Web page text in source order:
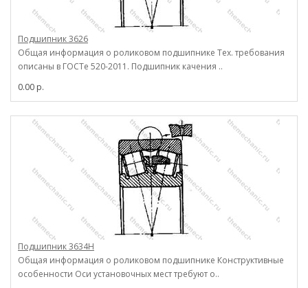
Подшипник 3626
Общая информация о роликовом подшипнике Тех. требования
описаны в ГОСТе 520-2011. Подшипник качения ..
0.00 р.
Подшипник 3634Н
Общая информация о роликовом подшипнике Конструктивные
особенности Оси установочных мест требуют о..